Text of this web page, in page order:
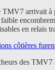
arrivait à
en relais
côtières
des